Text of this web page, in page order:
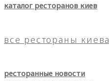
каталог ресторанов киев
все рестораны киева
ресторанные новости